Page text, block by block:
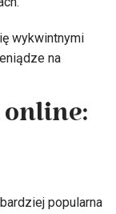
wykwintnymi
na
popularna